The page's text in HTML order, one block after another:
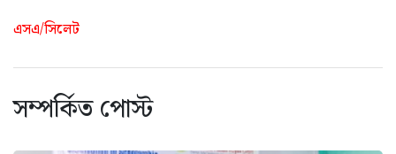
এসএ/সিলেট
সম্পর্কিত পোস্ট